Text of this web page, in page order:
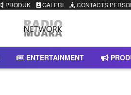
PRODUK GALERI CONTACTS
ENTERTAINMENT